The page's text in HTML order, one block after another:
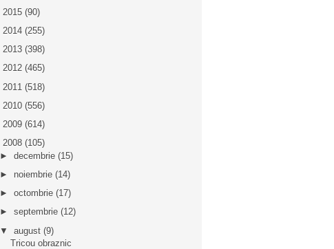
2015 (90)
2014 (255)
2013 (398)
2012 (465)
2011 (518)
2010 (556)
2009 (614)
2008 (105)
► decembrie (15)
► noiembrie (14)
► octombrie (17)
► septembrie (12)
▼ august (9)
Tricou obraznic